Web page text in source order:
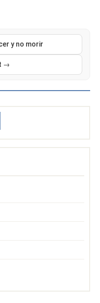
y no morir
→